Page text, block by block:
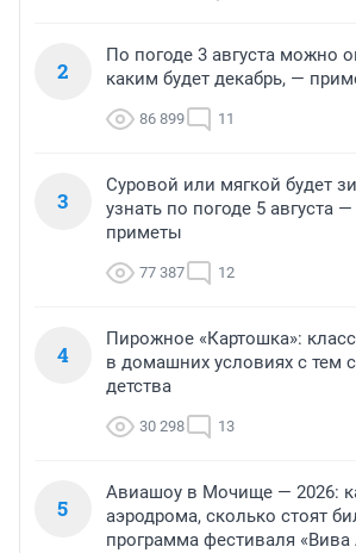
2
По погоде 3 августа можно
каким будет декабрь, —
86 899 11
3
Суровой или мягкой будет
узнать по погоде 5 августа
приметы
77 387 12
4
Пирожное «Картошка»:
в домашних условиях с тем
детства
30 298 13
5
Авиашоу в Мочище — 2026:
аэродрома, сколько стоят
программа фестиваля «Вива